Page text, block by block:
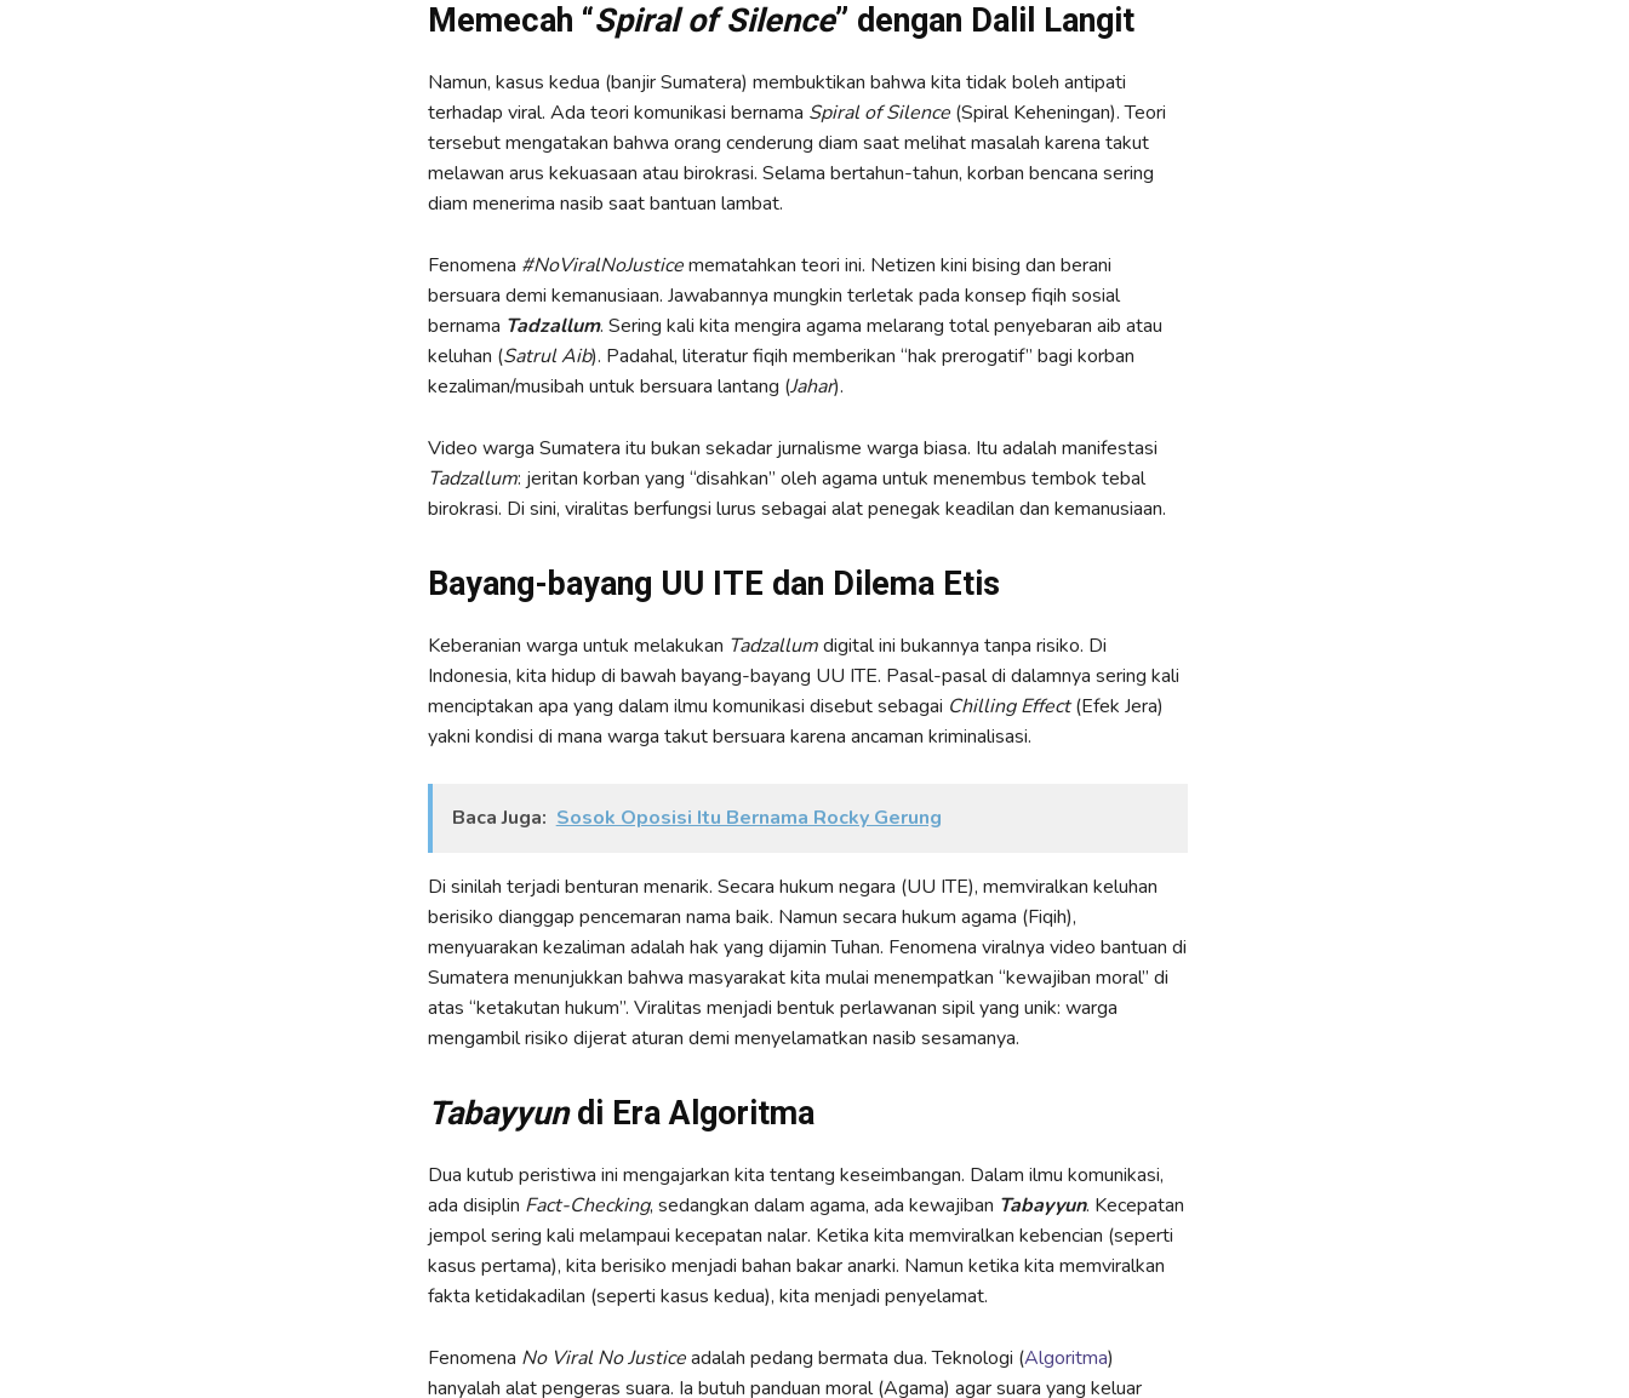
Memecah “Spiral of Silence” dengan Dalil Langit
Namun, kasus kedua (banjir Sumatera) membuktikan bahwa kita tidak boleh antipati
terhadap viral. Ada teori komunikasi bernama Spiral of Silence(Spiral Keheningan). Teori
tersebut mengatakan bahwa orang cenderung diam saat melihat masalah karena takut
melawan arus kekuasaan atau birokrasi. Selama bertahun-tahun, korban bencana sering
diam menerima nasib saat bantuan lambat.
Fenomena #NoViralNoJusticemematahkan teori ini. Netizen kini bising dan berani
bersuara demi kemanusiaan. Jawabannya mungkin terletak pada konsep fiqih sosial
bernama Tadzallum. Sering kali kita mengira agama melarang total penyebaran aib atau
keluhan (Satrul Aib). Padahal, literatur fiqih memberikan “hak prerogatif” bagi korban
kezaliman/musibah untuk bersuara lantang (Jahar).
Video warga Sumatera itu bukan sekadar jurnalisme warga biasa. Itu adalah manifestasi
Tadzallum: jeritan korban yang “disahkan” oleh agama untuk menembus tembok tebal
birokrasi. Di sini, viralitas berfungsi lurus sebagai alat penegak keadilan dan kemanusiaan.
Bayang-bayang UU ITE dan Dilema Etis
Keberanian warga untuk melakukan Tadzallumdigital ini bukannya tanpa risiko. Di
Indonesia, kita hidup di bawah bayang-bayang UU ITE. Pasal-pasal di dalamnya sering kali
menciptakan apa yang dalam ilmu komunikasi disebut sebagai Chilling Effect(Efek Jera)
yakni kondisi di mana warga takut bersuara karena ancaman kriminalisasi.
Baca Juga: Sosok Oposisi Itu Bernama Rocky Gerung
Di sinilah terjadi benturan menarik. Secara hukum negara (UU ITE), memviralkan keluhan
berisiko dianggap pencemaran nama baik. Namun secara hukum agama (Fiqih),
menyuarakan kezaliman adalah hak yang dijamin Tuhan. Fenomena viralnya video bantuan di
Sumatera menunjukkan bahwa masyarakat kita mulai menempatkan “kewajiban moral” di
atas “ketakutan hukum”. Viralitas menjadi bentuk perlawanan sipil yang unik: warga
mengambil risiko dijerat aturan demi menyelamatkan nasib sesamanya.
Tabayyundi Era Algoritma
Dua kutub peristiwa ini mengajarkan kita tentang keseimbangan. Dalam ilmu komunikasi,
ada disiplin Fact-Checking, sedangkan dalam agama, ada kewajiban Tabayyun. Kecepatan
jempol sering kali melampaui kecepatan nalar. Ketika kita memviralkan kebencian (seperti
kasus pertama), kita berisiko menjadi bahan bakar anarki. Namun ketika kita memviralkan
fakta ketidakadilan (seperti kasus kedua), kita menjadi penyelamat.
Fenomena No Viral No Justiceadalah pedang bermata dua. Teknologi (Algoritma)
hanyalah alat pengeras suara. Ia butuh panduan moral (Agama) agar suara yang keluar